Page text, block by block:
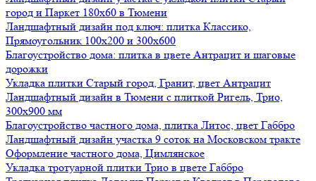
город и Паркет 180х60 в Тюмени
Ландшафтный дизайн под ключ: плитка Классико,
Прямоугольник 100х200 и 300х600
Благоустройство дома: плитка в цвете Антрацит и шаговые
дорожки
Укладка плитки Старый город, Гранит, цвет Антрацит
Ландшафтный дизайн в Тюмени с плиткой Ригель, Трио,
300х900 мм
Благоустройство частного дома, плитка Литос, цвет Габбро
Ландшафтный дизайн участка 9 соток на Московском тракте
Оформление частного дома, Цимлянское
Укладка тротуарной плитки Трио в цвете Габбро